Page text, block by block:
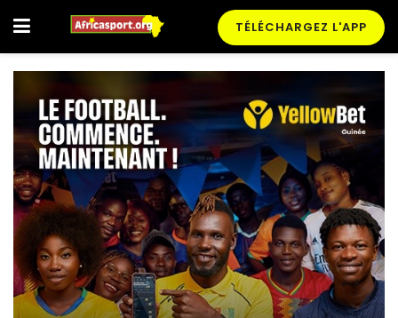
TÉLÉCHARGEZ L'APP